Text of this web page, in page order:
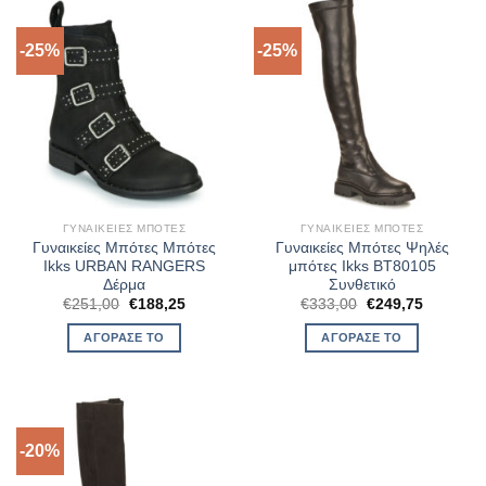
-25%
ΓΥΝΑΙΚΕΊΕΣ ΜΠΌΤΕΣ
Γυναικείες Μπότες Μπότες
Ikks URBAN RANGERS
Δέρμα
€251,00 Original
was:
€251,00.
€188,25Η
ΑΓΌΡΑΣΈ ΤΟ
-25%
ΓΥΝΑΙΚΕΊΕΣ ΜΠΌΤΕΣ
Γυναικείες Μπότες Ψηλές
μπότες Ikks BT80105
Συνθετικό
€333,00 Original
was:
€333,00.
€249,75Η
ΑΓΌΡΑΣΈ ΤΟ
-20%